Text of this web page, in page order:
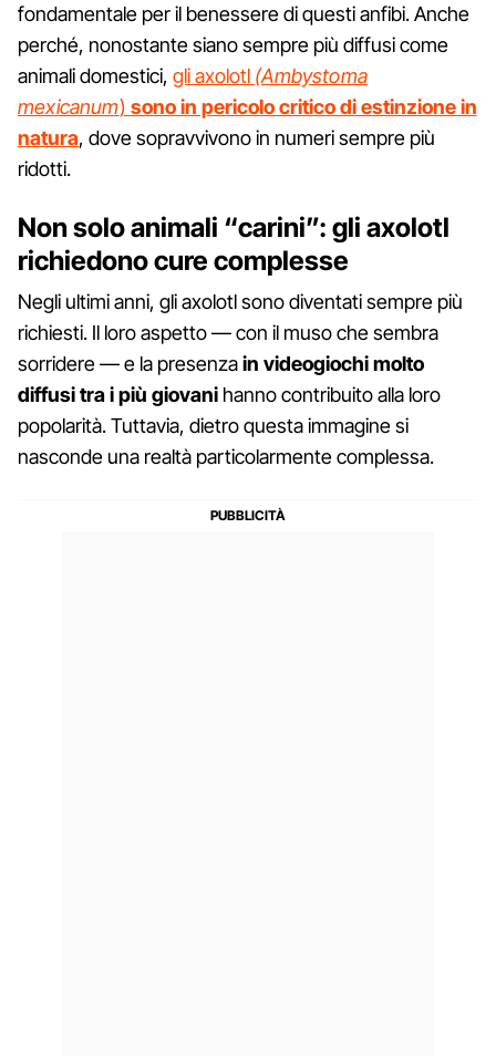
fondamentale per il benessere di questi anfibi. Anche
perché, nonostante siano sempre più diffusi come
animali domestici, gli axolotl (Ambystoma
mexicanum) sono in pericolo critico di estinzione in
natura, dove sopravvivono in numeri sempre più
ridotti.
Non solo animali “carini”: gli axolotl
richiedono cure complesse
Negli ultimi anni, gli axolotl sono diventati sempre più
richiesti. Il loro aspetto — con il muso che sembra
sorridere — e la presenzain videogiochi molto
diffusi tra i più giovani hanno contribuito alla loro
popolarità. Tuttavia, dietro questa immagine si
nasconde una realtà particolarmente complessa.